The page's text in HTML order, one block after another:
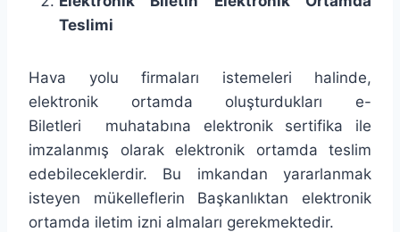
Teslimi
Hava yolu firmaları istemeleri halinde,
elektronik ortamda oluşturdukları e-
Biletleri muhatabına elektronik sertifika ile
imzalanmış olarak elektronik ortamda teslim
edebileceklerdir. Bu imkandan yararlanmak
isteyen mükelleflerin Başkanlıktan elektronik
ortamda iletim izni almaları gerekmektedir.